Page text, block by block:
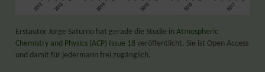
Erstautor Jorge Saturno hat gerade die Studie in Atmospheric
Chemistry and Physics (ACP) Issue 18veröffentlicht. Sie ist Open Access
und damit für jedermann frei zugänglich.